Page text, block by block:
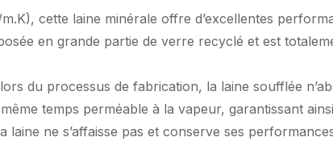
cette laine minérale offre d’excellentes
en grande partie de verre recyclé et est
du processus de fabrication, la laine soufflée
temps perméable à la vapeur, garantissant
laine ne s’affaisse pas et conserve ses